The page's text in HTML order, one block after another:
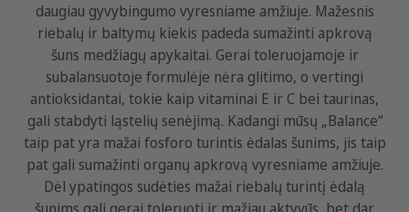
daugiau gyvybingumo vyresniame amžiuje. Mažesnis
riebalų ir baltymų kiekis padeda sumažinti apkrovą
šuns medžiagų apykaitai. Gerai toleruojamoje ir
subalansuotoje formulėje nėra glitimo, o vertingi
antioksidantai, tokie kaip vitaminai E ir C bei taurinas,
gali stabdyti ląstelių senėjimą. Kadangi mūsų „Balance“
taip pat yra mažai fosforo turintis ėdalas šunims, jis taip
pat gali sumažinti organų apkrovą vyresniame amžiuje.
Dėl ypatingos sudėties mažai riebalų turintį ėdalą